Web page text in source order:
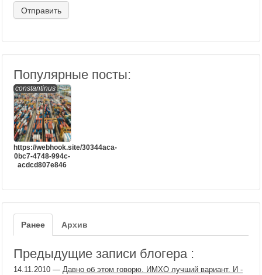
Популярные посты:
constantinus
https://webhook.site/30344aca-
0bc7-4748-994c-
acdcd807e846
Ранее Архив
Предыдущие записи блогера :
14.11.2010 — Давно об этом говорю. ИМХО лучший вариант. И -